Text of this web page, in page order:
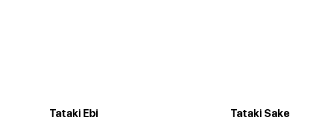
Tataki Ebi Tataki Sake